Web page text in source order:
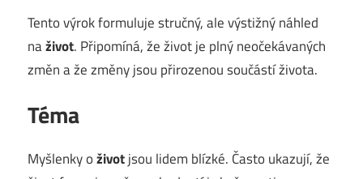
Tento výrok formuluje stručný, ale výstižný náhled
naživot. Připomíná, že život je plný neočekávaných
změn a že změny jsou přirozenou součástí života.
Téma
Myšlenky oživotjsou lidem blízké. Často ukazují, že